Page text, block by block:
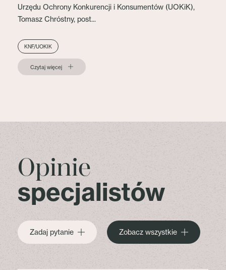
Urzędu Ochrony Konkurencji i Konsumentów (UOKiK),
Tomasz Chróstny, post...
KNF/UOKIK
Czytaj więcej
Opinie
specjalistów
Zadaj pytanie Zobacz wszystkie